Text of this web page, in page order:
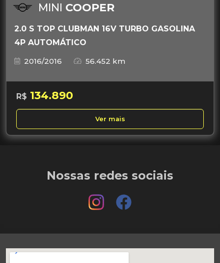
MINI COOPER
2.0 S TOP CLUBMAN 16V TURBO GASOLINA
4P AUTOMÁTICO
2016/2016
56.452 km
R$ 134.890
Ver mais
Nossas redes sociais